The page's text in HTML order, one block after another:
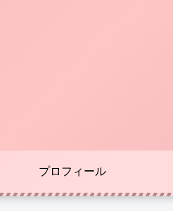
プロフィール